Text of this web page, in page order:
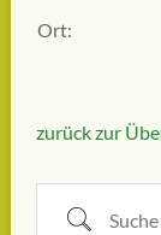
Ort:
zurück zur
Suche